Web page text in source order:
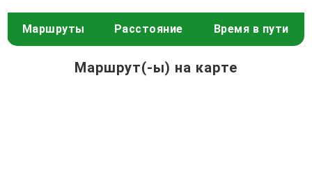
Маршруты Расстояние Время в пути
Маршрут(-ы) на карте